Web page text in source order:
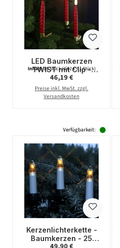
LED Baumkerzen
TWIST mit Clip -
kabellos -
Fernbedienung -Timer
- für Innen - rot - 10er
Inhalt:10 Stück(4,62 € / 1 Stück)
Regulärer Preis:
46,19 €
Preise inkl. MwSt. zzgl.
Versandkosten
Verfügbarkeit:
Kerzenlichterkette -
Baumkerzen - 25
Regulärer Preis: